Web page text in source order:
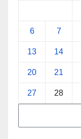
6 7
13 14
20 21
27 28